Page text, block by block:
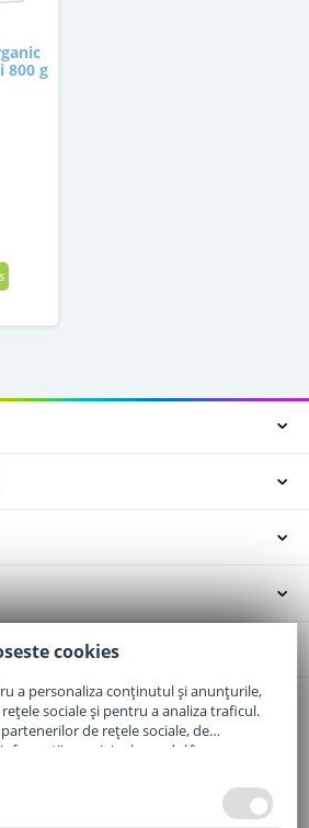
800 g
Oradea, Jud. Bihor
cookies
a personaliza conținutul și anunțurile,
sociale și pentru a analiza traficul.
de rețele sociale, de
cu privire la modul în care
le pot combina cu alte informații